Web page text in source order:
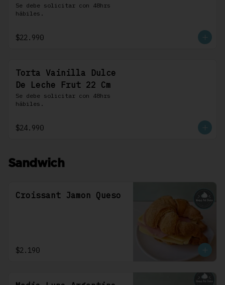
Se debe solicitar con 48hrs
hábiles.
$22.990
Torta Vainilla Dulce
De Leche Frut 22 Cm
Se debe solicitar con 48hrs
hábiles.
$24.990
Sandwich
Croissant Jamon Queso
$2.190